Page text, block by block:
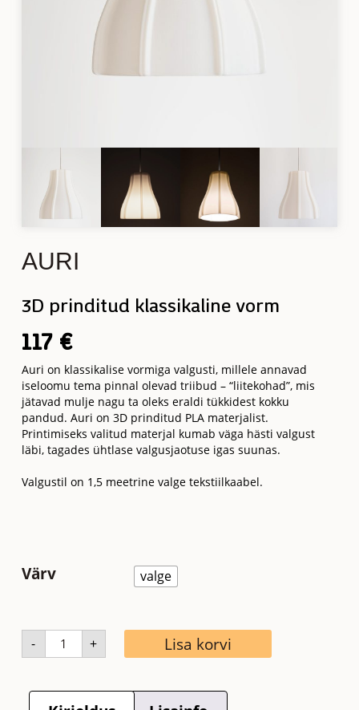
AURI
3D prinditud klassikaline vorm
117 €
Auri on klassikalise vormiga valgusti, millele annavad
iseloomu tema pinnal olevad triibud – “liitekohad”, mis
jätavad mulje nagu ta oleks eraldi tükkidest kokku
pandud. Auri on 3D prinditud PLA materjalist.
Printimiseks valitud materjal kumab väga hästi valgust
läbi, tagades ühtlase valgusjaotuse igas suunas.
Valgustil on 1,5 meetrine valge tekstiilkaabel.
Värv valge
- + Lisa korvi